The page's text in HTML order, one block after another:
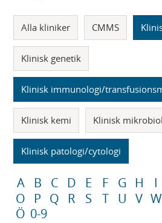
Alla kliniker CMMS
Klinisk genetik
Klinisk immunologi/
Klinisk kemi Klinisk
Klinisk patologi/cytologi
A B C D E F G H I
O P Q R S T U V W
Ö 0-9